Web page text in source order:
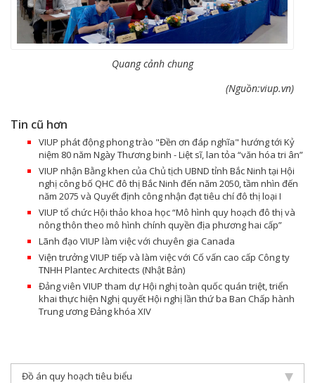
Quang cảnh chung
(Nguồn:viup.vn)
Tin cũ hơn
VIUP phát động phong trào "Đền ơn đáp nghĩa" hướng tới Kỷ
niệm 80 năm Ngày Thương binh - Liệt sĩ, lan tỏa “văn hóa tri ân”
VIUP nhận Bằng khen của Chủ tịch UBND tỉnh Bắc Ninh tại Hội
nghị công bố QHC đô thị Bắc Ninh đến năm 2050, tầm nhìn đến
năm 2075 và Quyết định công nhận đạt tiêu chí đô thị loại I
VIUP tổ chức Hội thảo khoa học “Mô hình quy hoạch đô thị và
nông thôn theo mô hình chính quyền địa phương hai cấp”
Lãnh đạo VIUP làm việc với chuyên gia Canada
Viện trưởng VIUP tiếp và làm việc với Cố vấn cao cấp Công ty
TNHH Plantec Architects (Nhật Bản)
Đảng viên VIUP tham dự Hội nghị toàn quốc quán triệt, triển
khai thực hiện Nghị quyết Hội nghị lần thứ ba Ban Chấp hành
Trung ương Đảng khóa XIV
Đồ án quy hoạch tiêu biểu